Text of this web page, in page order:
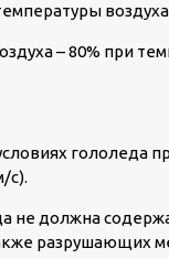
– 80% при
гололеда
с).
должна
разрушающих